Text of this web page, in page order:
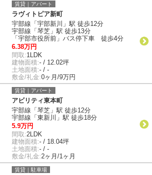
賃貸｜アパート
ラヴィトピア新町
宇部線「宇部新川」駅 徒歩12分
宇部線「琴芝」駅 徒歩13分
「宇部市役所前」バス停下車 徒歩4分
6.38万円
間取:1LDK
建物面積:- / 12.02坪
土地面積:- / -
敷金/礼金:0ヶ月/9万円
賃貸｜アパート
アビリティ東本町
宇部線「琴芝」駅 徒歩12分
宇部線「東新川」駅 徒歩18分
5.9万円
間取:2LDK
建物面積:- / 18.04坪
土地面積:- / -
敷金/礼金:2ヶ月/1ヶ月
賃貸｜駐車場